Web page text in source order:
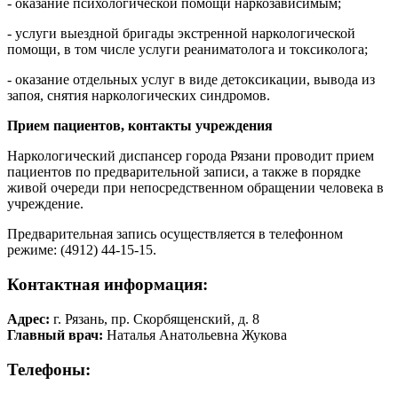
- оказание психологической помощи наркозависимым;
- услуги выездной бригады экстренной наркологической
помощи, в том числе услуги реаниматолога и токсиколога;
- оказание отдельных услуг в виде детоксикации, вывода из
запоя, снятия наркологических синдромов.
Прием пациентов, контакты учреждения
Наркологический диспансер города Рязани проводит прием
пациентов по предварительной записи, а также в порядке
живой очереди при непосредственном обращении человека в
учреждение.
Предварительная запись осуществляется в телефонном
режиме: (4912) 44-15-15.
Контактная информация:
Адрес: г. Рязань, пр. Скорбященский, д. 8
Главный врач: Наталья Анатольевна Жукова
Телефоны: